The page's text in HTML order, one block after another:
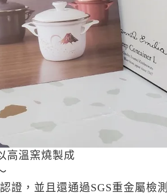
高溫窯燒製成
證，並且還通過SGS重金屬檢測